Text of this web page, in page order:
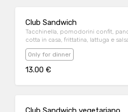
Club Sandwich
Tacchinella, pomodorini confit,
cotta in casa, frittatina, lattuga e
Only for dinner
13.00 €